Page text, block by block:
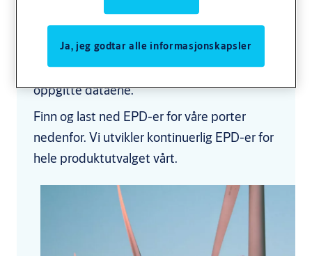
følger den internasjonale standarden ISO
14025, og sikrer at påvirkningen måles på
samme måte og gir troverdighet til de
oppgitte dataene.
Finn og last ned EPD-er for våre porter
nedenfor. Vi utvikler kontinuerlig EPD-er for
hele produktutvalget vårt.
Ja, jeg godtar alle informasjonskapsler